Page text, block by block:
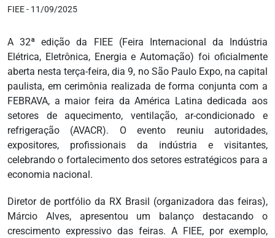
FIEE - 11/09/2025
A 32ª edição da FIEE (Feira Internacional da Indústria
Elétrica, Eletrônica, Energia e Automação) foi oficialmente
aberta nesta terça-feira, dia 9, no São Paulo Expo, na capital
paulista, em cerimônia realizada de forma conjunta com a
FEBRAVA, a maior feira da América Latina dedicada aos
setores de aquecimento, ventilação, ar-condicionado e
refrigeração (AVACR). O evento reuniu autoridades,
expositores, profissionais da indústria e visitantes,
celebrando o fortalecimento dos setores estratégicos para a
economia nacional.
Diretor de portfólio da RX Brasil (organizadora das feiras),
Márcio Alves, apresentou um balanço destacando o
crescimento expressivo das feiras. A FIEE, por exemplo,